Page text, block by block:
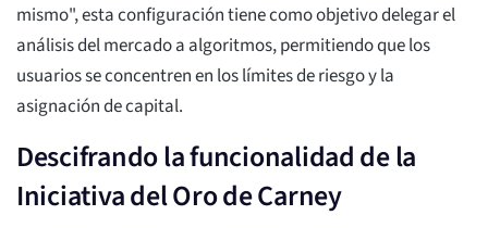
mismo", esta configuración tiene como objetivo delegar el
análisis del mercado a algoritmos, permitiendo que los
usuarios se concentren en los límites de riesgo y la
asignación de capital.
Descifrando la funcionalidad de la
Iniciativa del Oro de Carney